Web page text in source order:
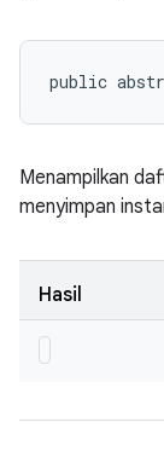
public
Menampilkan
menyimpan
Hasil